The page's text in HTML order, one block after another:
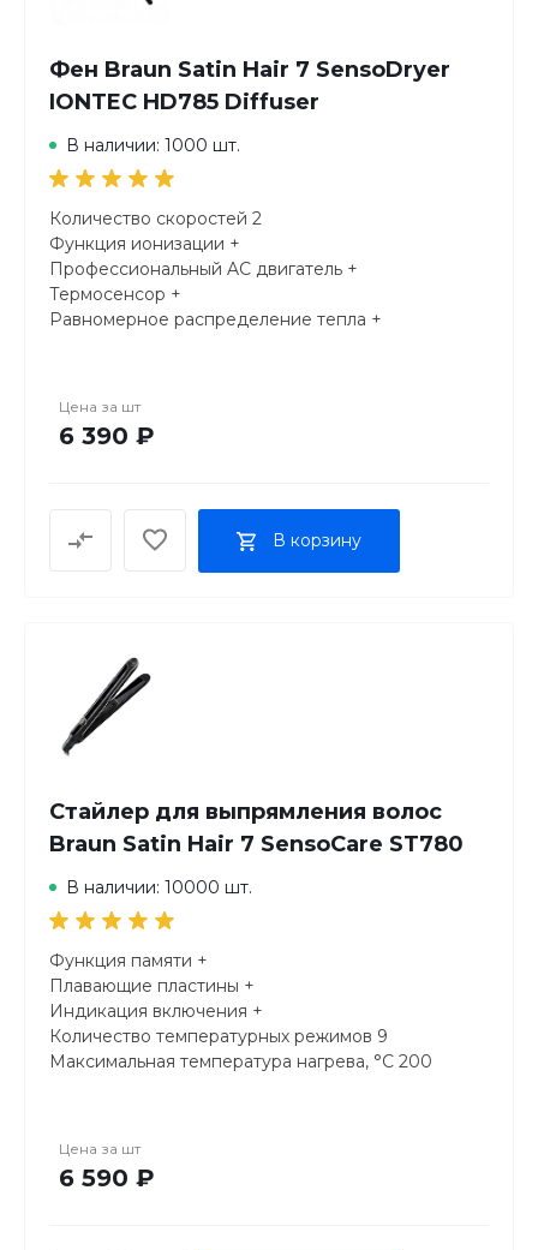
Фен Braun Satin Hair 7 SensoDryer
IONTEC HD785 Diffuser
В наличии: 1000 шт.
Количество скоростей 2
Функция ионизации +
Профессиональный AC двигатель +
Термосенсор +
Равномерное распределение тепла +
Независимая регулировка режимов +
Цена за шт
6 390 ₽
В корзину
Стайлер для выпрямления волос
Braun Satin Hair 7 SensoCare ST780
В наличии: 10000 шт.
Функция памяти +
Плавающие пластины +
Индикация включения +
Количество температурных режимов 9
Максимальная температура нагрева, °C 200
Цена за шт
6 590 ₽